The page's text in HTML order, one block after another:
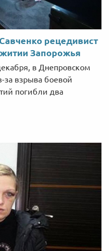
рецедивист
Запорожья
в Днепровском
за взрыва боевой
погибли два